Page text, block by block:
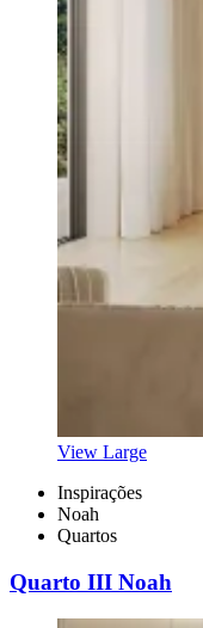
View Large
Inspirações
Noah
Quartos
Quarto III Noah